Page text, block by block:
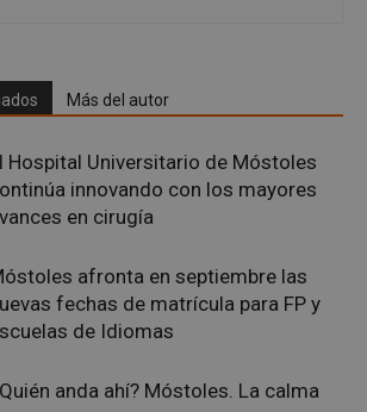
Más del autor
Hospital Universitario de Móstoles
innovando con los mayores
en cirugía
afronta en septiembre las
fechas de matrícula para FP y
de Idiomas
anda ahí? Móstoles. La calma
mostoleshoy.com
Cloudflare Inc.
29 minutos